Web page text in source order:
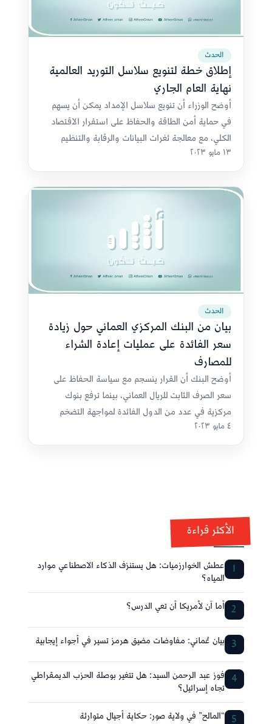
الحدث
إطلاق خطة لتنويع سلاسل التوريد العالمية
نهاية العام الجاري
أوضح الوزراء أن تنويع سلاسل الإمداد يمكن أن يسهم
في حماية أمن الطاقة والحفاظ على استقرار الاقتصاد
الكلي، مع معالجة ثغرات البيانات والرقابة والتنظيم
المصرفي.
١٣ مايو ٢٠٢٣
الحدث
بيان من البنك المركزي العماني حول زيادة
سعر الفائدة على عمليات إعادة الشراء
للمصارف
أوضح البنك أن القرار ينسجم مع سياسة الحفاظ على
سعر الصرف الثابت للريال العماني، بينما ترفع بنوك
مركزية في عدد من الدول الفائدة لمواجهة التضخم
وتقليل الإقراض والطلب.
٤ مايو ٢٠٢٣
الأكثر قراءة
1 عطش الخوارزميات: هل يستنزف الذكاء الاصطناعي موارد
المياه؟
2 أما آن لأمريكا أن تعي الدرس؟
3 بيان عُماني: مفاوضات مضيق هرمز تسير في أجواء إيجابية
4 فوز عبد الرحمن السيد: هل تتغير بوصلة الحزب الديمقراطي
تجاه إسرائيل؟
5 “المالح” في ولاية صور: حكاية أجيال متوارثة